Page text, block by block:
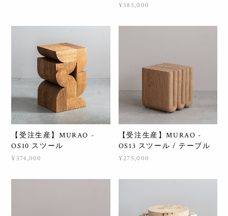
¥385,000
【受注生産】MURAO -
OS10 スツール
¥374,000
【受注生産】MURAO -
OS13 スツール / テーブル
¥275,000